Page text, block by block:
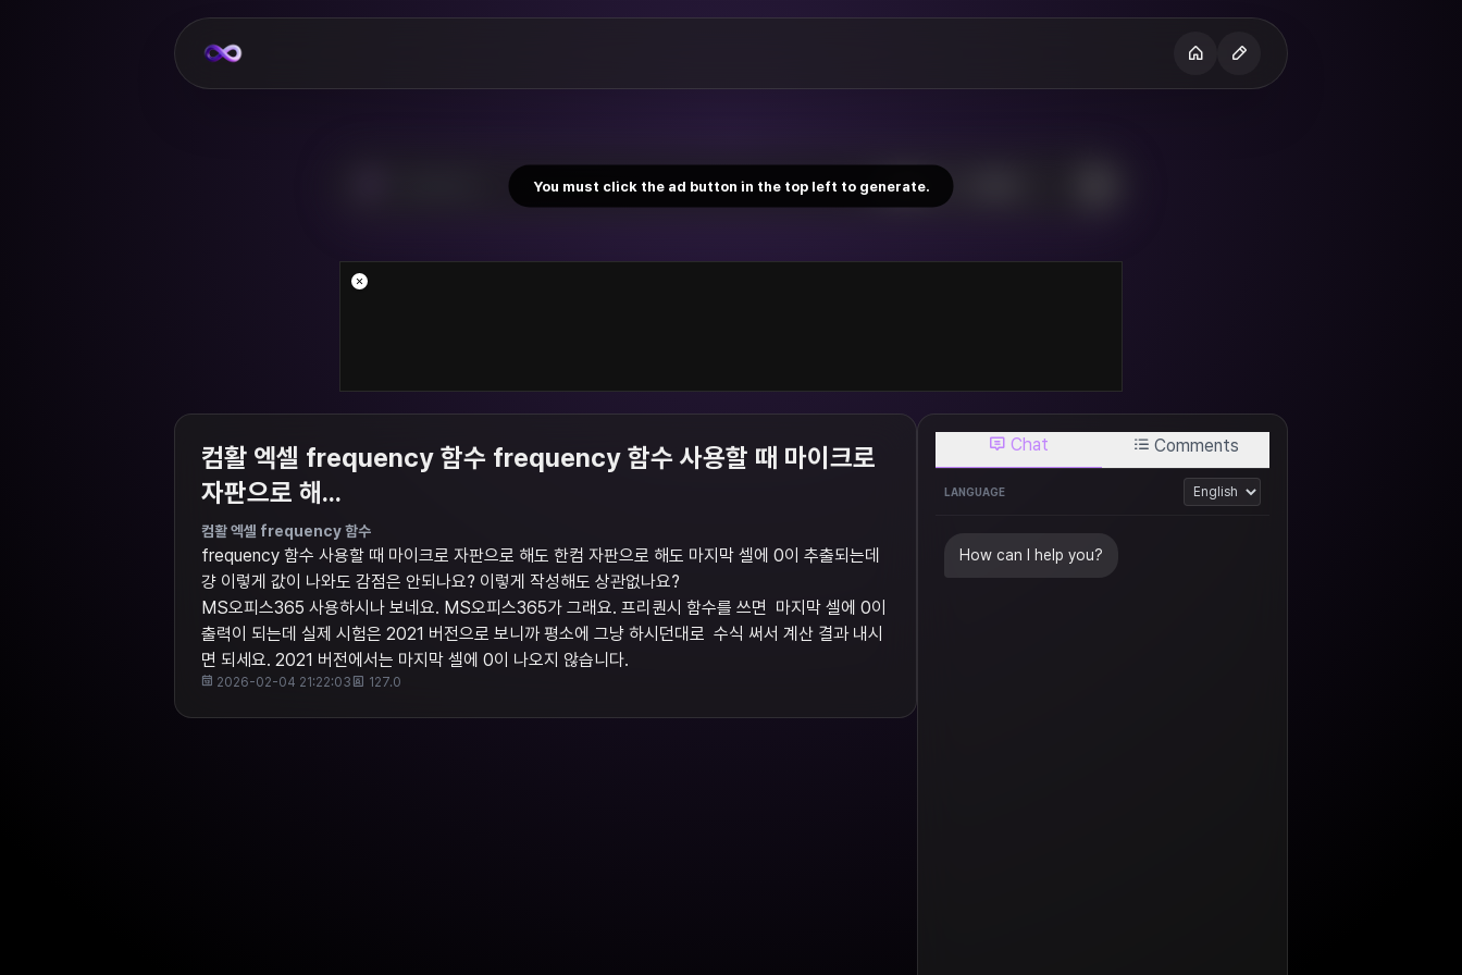
You must click the ad button in the top left to generate.
W
컴활 엑셀 frequency 함수 frequency 함수 사용할 때 마이크로
자판으로 해...
컴활 엑셀 frequency 함수
frequency 함수 사용할 때 마이크로 자판으로 해도 한컴 자판으로 해도 마지막 셀에 0이 추출되는데
걍 이렇게 값이 나와도 감점은 안되나요? 이렇게 작성해도 상관없나요?
MS오피스365 사용하시나 보네요. MS오피스365가 그래요. 프리퀀시 함수를 쓰면 ​ 마지막 셀에 0이
출력이 되는데 실제 시험은 2021 버전으로 보니까 평소에 그냥 하시던대로 ​ 수식 써서 계산 결과 내시
면 되세요. 2021 버전에서는 마지막 셀에 0이 나오지 않습니다.
2026-02-04 21:22:03 127.0
Chat Comments
LANGUAGE
How can I help you?